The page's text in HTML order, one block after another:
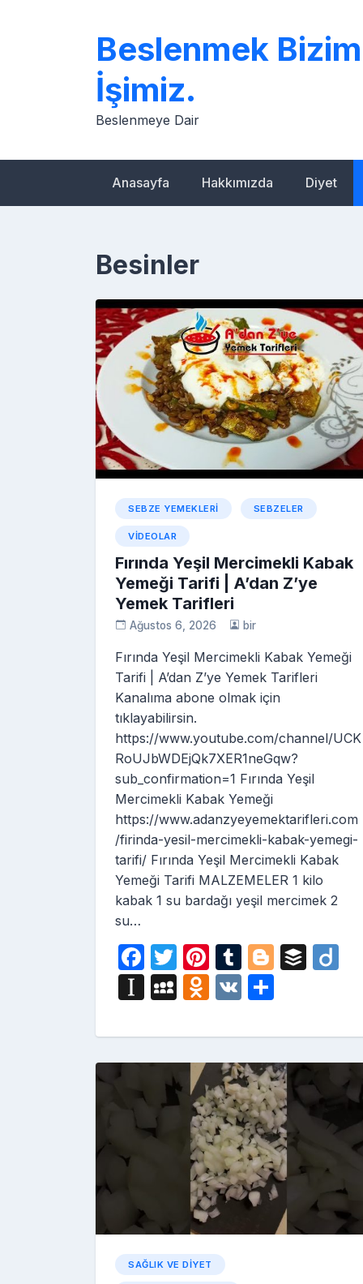
Beslenmek Bizim
İşimiz.
Beslenmeye Dair
Anasayfa Hakkımızda Diyet
Besinler
SEBZE YEMEKLERI SEBZELER
VIDEOLAR
Fırında Yeşil Mercimekli Kabak
Yemeği Tarifi | A’dan Z’ye
Yemek Tarifleri
Ağustos 6, 2026 bir
Fırında Yeşil Mercimekli Kabak Yemeği
Tarifi | A’dan Z’ye Yemek Tarifleri
Kanalıma abone olmak için
tıklayabilirsin.
https://www.youtube.com/channel/UCK
RoUJbWDEjQk7XER1neGqw?
sub_confirmation=1 Fırında Yeşil
Mercimekli Kabak Yemeği
https://www.adanzyeyemektarifleri.com
/firinda-yesil-mercimekli-kabak-yemegi-
tarifi/ Fırında Yeşil Mercimekli Kabak
Yemeği Tarifi MALZEMELER 1 kilo
kabak 1 su bardağı yeşil mercimek 2
su…
F
a
c
e
b
o
k
T
w
itt
er
Pi
nt
er
e
st
T
u
m
bl
r
Bl
g
er
B
r
In
a
p
a
p
er
M
S
p
a
c
e
O
n
o
kl
a
s
s
ni
ki
V
ar
e
SAĞLIK VE DIYET